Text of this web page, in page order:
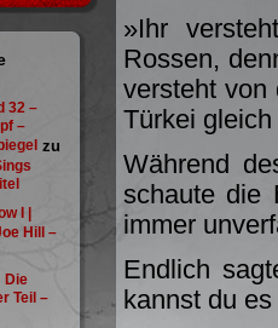
32 –
–
zu
I |
Hill –
Die
Teil –
»Ihr
Rossen,
versteht von
Türkei
Während
schaute die
immer
Endlich
kannst du